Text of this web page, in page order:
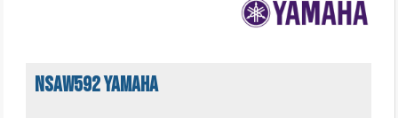
NSAW592 Yamaha